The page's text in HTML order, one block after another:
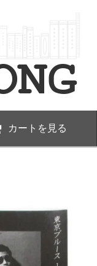
カートを見る